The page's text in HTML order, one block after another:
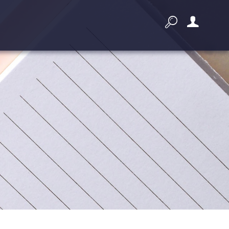
 
postępowania
Złóż ofertę
Dodatkowe narzędzia do pracy z
zamówieniami publicznymi
Wyszukiwarka zagranicznych
przetargów